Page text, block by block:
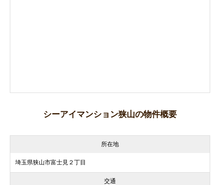
シーアイマンション狭山の物件概要
所在地
埼玉県狭山市富士見２丁目
交通